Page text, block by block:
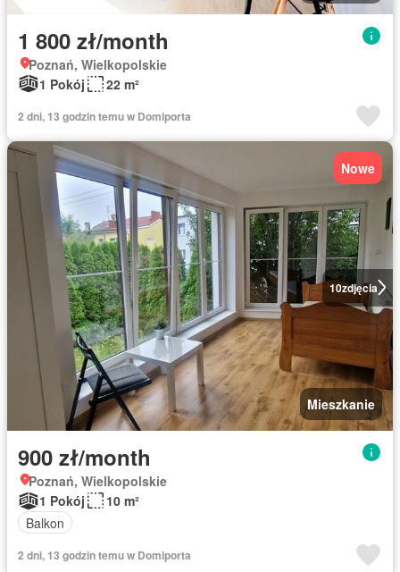
1 800 zł/month
Poznań, Wielkopolskie
1 Pokój
22 m²
2 dni, 13 godzin temu w Domiporta
10zdjęcia
Nowe
Mieszkanie
900 zł/month
Poznań, Wielkopolskie
1 Pokój
10 m²
Balkon
2 dni, 13 godzin temu w Domiporta